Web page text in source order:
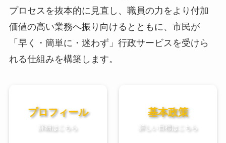
プロセスを抜本的に見直し、職員の力をより付加
価値の高い業務へ振り向けるとともに、市民が
「早く・簡単に・迷わず」行政サービスを受けら
れる仕組みを構築します。
プロフィール
詳細はこちら
基本政策
詳しい目標はこちら